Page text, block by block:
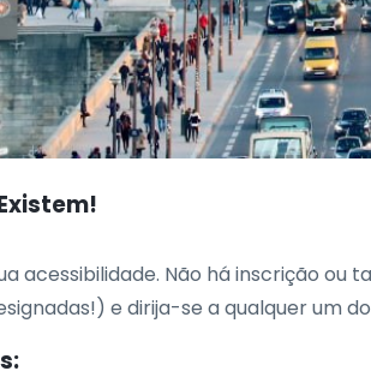
acessibilidade. Não há inscrição
e dirija-se a qualquer um